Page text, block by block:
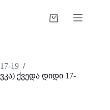
19 /
ქვედა დიდი 17-